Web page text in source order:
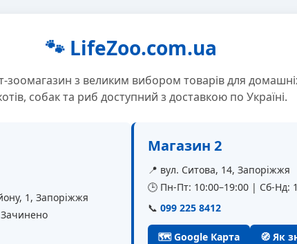
🐾 LifeZoo.com.ua
зоомагазин з великим вибором товарів для
собак та риб доступний з доставкою по Україні.
1, Запоріжжя
Магазин 2
📍 вул. Ситова, 14, Запоріжжя
🕒 Пн-Пт: 10:00–19:00 | Сб-Нд:
📞 099 225 8412
🗺 Google Карта 🧭 Як